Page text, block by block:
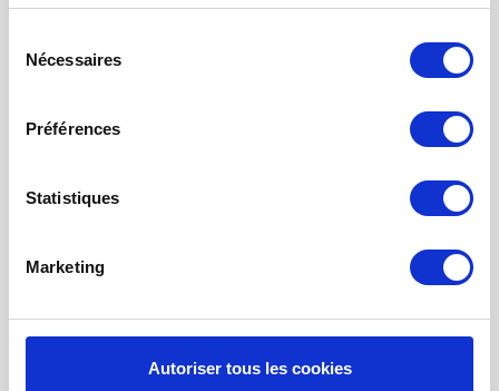
Nécessaires
Préférences
Statistiques
Marketing
Autoriser tous les cookies
NETTOYAGE PROBIOTIQUE
MONITEUR DE QUALITÉ DE L’AIR INTÉRIEUR - UHOO
Mon compte
Mes commandes